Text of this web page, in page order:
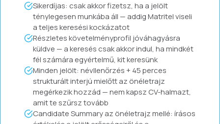
Sikerdíjas: csak akkor fizetsz, ha a jelölt
ténylegesen munkába áll — addig Matritel viseli
a teljes keresési kockázatot
Részletes követelményprofil jóváhagyásra
küldve — a keresés csak akkor indul, ha mindkét
fél számára egyértelmű, kit keresünk
Minden jelölt: névllenőrzés + 45 perces
strukturált interjú mielőtt az önéletrajz
megérkezik hozzád — nem kapsz CV-halmazt,
amit te szűrsz tovább
Candidate Summary az önéletrajz mellé: írásos